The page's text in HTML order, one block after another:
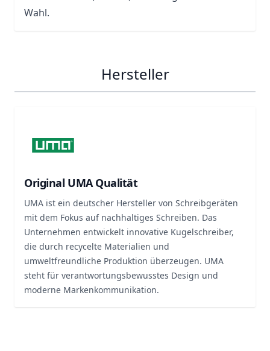
Wahl.
Hersteller
Original UMA Qualität
UMA ist ein deutscher Hersteller von Schreibgeräten
mit dem Fokus auf nachhaltiges Schreiben. Das
Unternehmen entwickelt innovative Kugelschreiber,
die durch recycelte Materialien und
umweltfreundliche Produktion überzeugen. UMA
steht für verantwortungsbewusstes Design und
moderne Markenkommunikation.